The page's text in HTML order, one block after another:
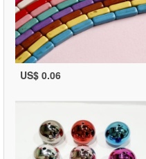
US$ 0.06